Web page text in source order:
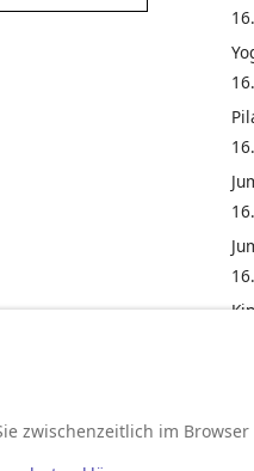
zwischenzeitlich im